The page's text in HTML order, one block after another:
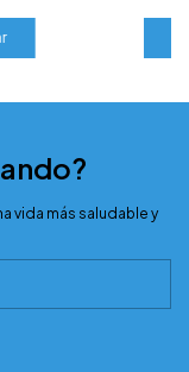
vida más saludable y